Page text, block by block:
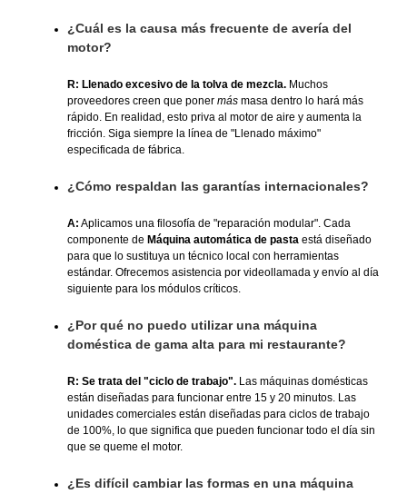
¿Cuál es la causa más frecuente de avería del
motor?
R: Llenado excesivo de la tolva de mezcla.Muchos
proveedores creen que poner másmasa dentro lo hará más
rápido. En realidad, esto priva al motor de aire y aumenta la
fricción. Siga siempre la línea de "Llenado máximo"
especificada de fábrica.
¿Cómo respaldan las garantías internacionales?
A: Aplicamos una filosofía de "reparación modular". Cada
componente de Máquina automática de pastaestá diseñado
para que lo sustituya un técnico local con herramientas
estándar. Ofrecemos asistencia por videollamada y envío al día
siguiente para los módulos críticos.
¿Por qué no puedo utilizar una máquina
doméstica de gama alta para mi restaurante?
R: Se trata del "ciclo de trabajo".Las máquinas domésticas
están diseñadas para funcionar entre 15 y 20 minutos. Las
unidades comerciales están diseñadas para ciclos de trabajo
de 100%, lo que significa que pueden funcionar todo el día sin
que se queme el motor.
¿Es difícil cambiar las formas en una máquina